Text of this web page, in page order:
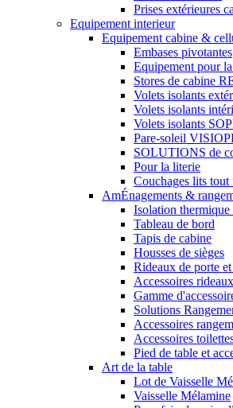
Prises extérieures
Equipement interieur
Equipement cabine &
Embases pivotantes
Equipement pour
Stores de cabine
Volets isolants
Volets isolants
Volets isolants
Pare-soleil
SOLUTIONS de
Pour la literie
Couchages lits tout
AmÉnagements &
Isolation thermique
Tableau de bord
Tapis de cabine
Housses de sièges
Rideaux de porte
Accessoires
Gamme
Solutions
Accessoires
Accessoires
Pied de table et
Art de la table
Lot de Vaisselle
Vaisselle Mélamine